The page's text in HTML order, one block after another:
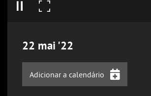
22 mai '22
Adicionar a calendário